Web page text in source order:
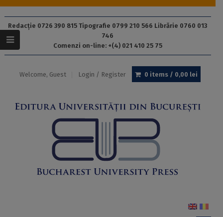
Redacție 0726 390 815 Tipografie 0799 210 566 Librărie 0760 013
746
Comenzi on-line: +(4) 021 410 25 75
Welcome, Guest Login / Register 0 items / 0,00 lei